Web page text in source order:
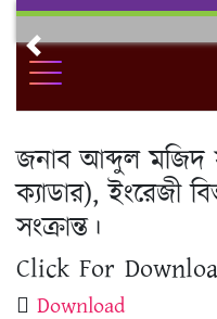
Skip
contentPrevious
জনাব আব্দুল মজিদ
ক্যাডার), ইংরেজী
সংক্রান্ত।
Click For
Download